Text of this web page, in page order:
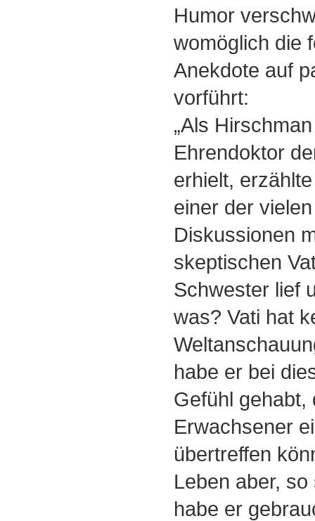
Humor
womöglich die
Anekdote auf
vorführt:
„Als
Ehrendoktor
erhielt,
einer der
Diskussionen
skeptischen
Schwester lief
was? Vati hat
habe er bei
Gefühl gehabt,
Erwachsener
übertreffen
Leben aber,
habe er